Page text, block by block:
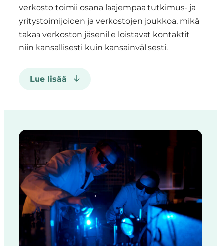
verkosto toimii osana laajempaa tutkimus- ja
yritystoimijoiden ja verkostojen joukkoa, mikä
takaa verkoston jäsenille loistavat kontaktit
niin kansallisesti kuin kansainvälisesti.
Lue lisää
Verkostoja ja
yhteistyökumppaneita ovat
esimerkiksi:
FIMA – Forum for
Intelligent Machines ry
(Älykkäiden koneiden
valmistajien,